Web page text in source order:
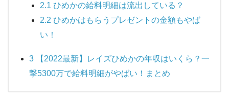
2.1 ひめかの給料明細は流出している？
2.2 ひめかはもらうプレゼントの金額もやば
い！
3 【2022最新】レイズひめかの年収はいくら？一
撃5300万で給料明細がやばい！まとめ